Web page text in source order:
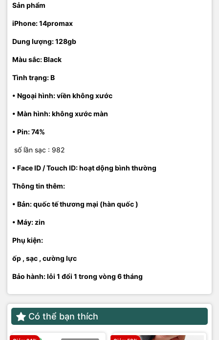
Sản phẩm
iPhone: 14promax
Dung lượng: 128gb
Màu sắc:Black
Tình trạng: B
• Ngoại hình: viền không xước
• Màn hình: không xước màn
• Pin: 74%
số lần sạc : 982
• Face ID / Touch ID: hoạt dộng bình thường
Thông tin thêm:
• Bản: quốc tế thương mại (hàn quốc )
• Máy: zin
Phụ kiện:
ốp , sạc , cường lực
Bảo hành: lỗi 1 đổi 1 trong vòng 6 tháng
Có thể bạn thích